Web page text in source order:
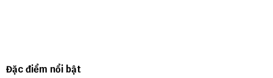
Đặc điểm nổi bật